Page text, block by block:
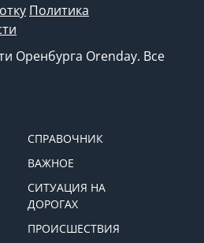
Политика
Оренбурга Orenday. Все
СПРАВОЧНИК
ВАЖНОЕ
СИТУАЦИЯ НА
ДОРОГАХ
ПРОИСШЕСТВИЯ